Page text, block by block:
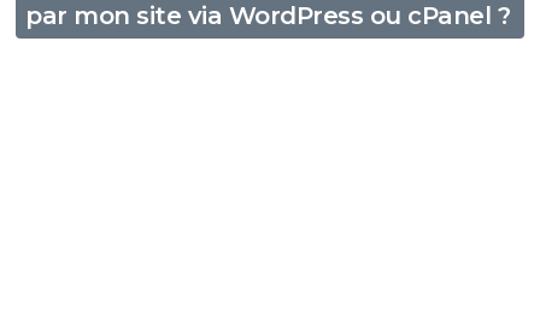
par mon site via WordPress ou cPanel ?